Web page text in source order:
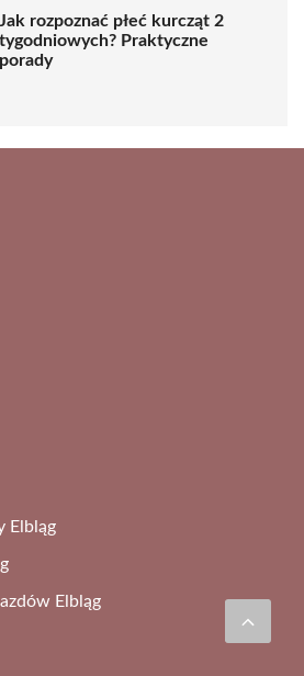
Jak rozpoznać płeć kurcząt 2
tygodniowych? Praktyczne
porady
Elbląg
Elbląg